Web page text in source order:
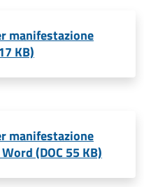
manifestazione
KB)
manifestazione
(DOC 55 KB)